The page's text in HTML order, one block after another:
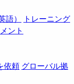
語）
トレーニング
ント
依頼 グローバル拠